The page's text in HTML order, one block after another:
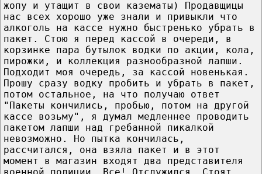
жопу и утащит в свои казематы) Продавщицы
нас всех хорошо уже знали и привыкли что
алкоголь на кассе нужно быстренько убрать в
пакет. Стою я перед кассой в очереди, в
корзинке пара бутылок водки по акции, кола,
пирожки, и коллекция разнообразной лапши.
Подходит моя очередь, за кассой новенькая.
Прошу сразу водку пробить и убрать в пакет,
потом остальное, на что получаю ответ
"Пакеты кончились, пробью, потом на другой
кассе возьму", я думал медленнее проводить
пакетом лапши над гребанной пикалкой
невозможно. Но пытка кончилась,
рассчитался, она взяла пакет и в этот
момент в магазин входят два представителя